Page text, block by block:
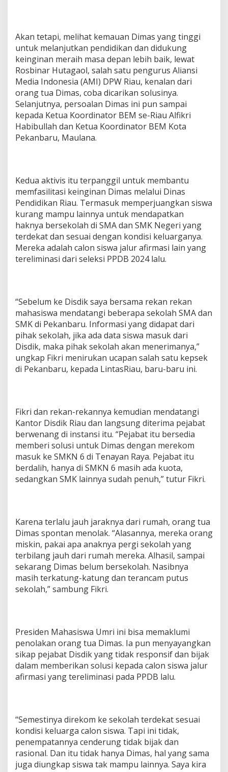
Akan tetapi, melihat kemauan Dimas yang tinggi
untuk melanjutkan pendidikan dan didukung
keinginan meraih masa depan lebih baik, lewat
Rosbinar Hutagaol, salah satu pengurus Aliansi
Media Indonesia (AMI) DPW Riau, kenalan dari
orang tua Dimas, coba dicarikan solusinya.
Selanjutnya, persoalan Dimas ini pun sampai
kepada Ketua Koordinator BEM se-Riau Alfikri
Habibullah dan Ketua Koordinator BEM Kota
Pekanbaru, Maulana.
Kedua aktivis itu terpanggil untuk membantu
memfasilitasi keinginan Dimas melalui Dinas
Pendidikan Riau. Termasuk memperjuangkan siswa
kurang mampu lainnya untuk mendapatkan
haknya bersekolah di SMA dan SMK Negeri yang
terdekat dan sesuai dengan kondisi keluarganya.
Mereka adalah calon siswa jalur afirmasi lain yang
tereliminasi dari seleksi PPDB 2024 lalu.
“Sebelum ke Disdik saya bersama rekan rekan
mahasiswa mendatangi beberapa sekolah SMA dan
SMK di Pekanbaru. Informasi yang didapat dari
pihak sekolah, jika ada data siswa masuk dari
Disdik, maka pihak sekolah akan menerimanya,”
ungkap Fikri menirukan ucapan salah satu kepsek
di Pekanbaru, kepada LintasRiau, baru-baru ini.
Fikri dan rekan-rekannya kemudian mendatangi
Kantor Disdik Riau dan langsung diterima pejabat
berwenang di instansi itu. “Pejabat itu bersedia
memberi solusi untuk Dimas dengan merekom
masuk ke SMKN 6 di Tenayan Raya. Pejabat itu
berdalih, hanya di SMKN 6 masih ada kuota,
sedangkan SMK lainnya sudah penuh,” tutur Fikri.
Karena terlalu jauh jaraknya dari rumah, orang tua
Dimas spontan menolak. “Alasannya, mereka orang
miskin, pakai apa anaknya pergi sekolah yang
terbilang jauh dari rumah mereka. Alhasil, sampai
sekarang Dimas belum bersekolah. Nasibnya
masih terkatung-katung dan terancam putus
sekolah,” sambung Fikri.
Presiden Mahasiswa Umri ini bisa memaklumi
penolakan orang tua Dimas. Ia pun menyayangkan
sikap pejabat Disdik yang tidak responsif dan bijak
dalam memberikan solusi kepada calon siswa jalur
afirmasi yang tereliminasi pada PPDB lalu.
“Semestinya direkom ke sekolah terdekat sesuai
kondisi keluarga calon siswa. Tapi ini tidak,
penempatannya cenderung tidak bijak dan
rasional. Dan itu tidak hanya Dimas, hal yang sama
juga diungkap siswa tak mampu lainnya. Saya kira